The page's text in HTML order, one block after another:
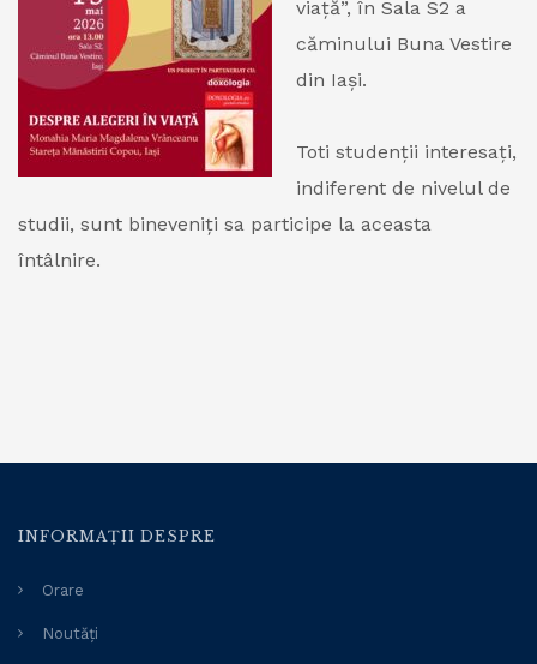
viață”, în Sala S2 a
căminului Buna Vestire
din Iași.
Toti studenții interesați,
indiferent de nivelul de
studii, sunt bineveniți sa participe la aceasta
întâlnire.
INFORMAȚII DESPRE
Orare
Noutăți